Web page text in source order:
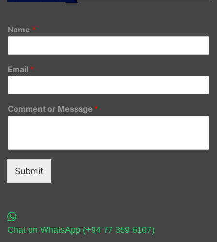
Name *
Email *
Comment or Message *
Submit
Chat on WhatsApp (+94 77 359 6107)